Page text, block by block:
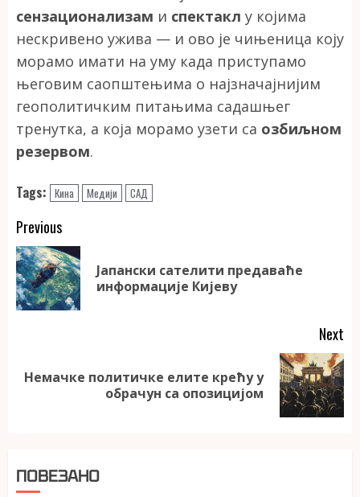
сензационализам и спектакл у којима
нескривено ужива — и ово је чињеница коју
морамо имати на уму када приступамо
његовим саопштењима о најзначајнијим
геополитичким питањима садашњег
тренутка, а која морамо узети са озбиљном
резервом.
Tags: Кина Медији САД
Continue
Reading
Previous
Јапански сателити предаваће
информације Кијеву
Next
Next
Немачке политичке елите крећу у
обрачун са опозицијом
ПОВЕЗАНО